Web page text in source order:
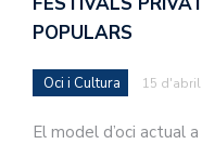
POPULARS
Oci i Cultura 15
El model d’oci actual